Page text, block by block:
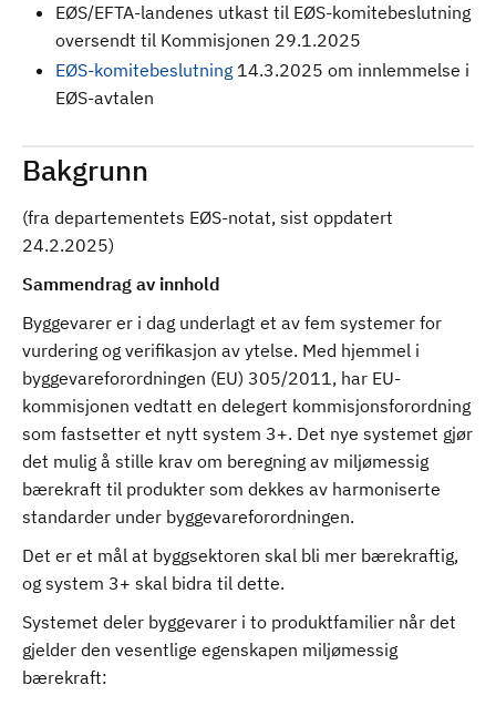
EØS/EFTA-landenes utkast til EØS-komitebeslutning
oversendt til Kommisjonen 29.1.2025
EØS-komitebeslutning 14.3.2025 om innlemmelse i
EØS-avtalen
Bakgrunn
(fra departementets EØS-notat, sist oppdatert
24.2.2025)
Sammendrag av innhold
Byggevarer er i dag underlagt et av fem systemer for
vurdering og verifikasjon av ytelse. Med hjemmel i
byggevareforordningen (EU) 305/2011, har EU-
kommisjonen vedtatt en delegert kommisjonsforordning
som fastsetter et nytt system 3+. Det nye systemet gjør
det mulig å stille krav om beregning av miljømessig
bærekraft til produkter som dekkes av harmoniserte
standarder under byggevareforordningen.
Det er et mål at byggsektoren skal bli mer bærekraftig,
og system 3+ skal bidra til dette.
Systemet deler byggevarer i to produktfamilier når det
gjelder den vesentlige egenskapen miljømessig
bærekraft: